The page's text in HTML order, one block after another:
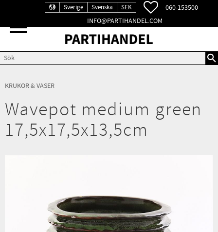
Sverige Svenska SEK FAVORITER
060-153500
INFO@PARTIHANDEL.COM
KRUKOR & VASER
Wavepot medium green
17,5x17,5x13,5cm